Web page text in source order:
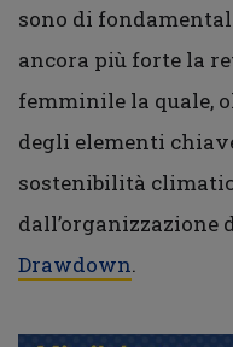
sono di
ancora più forte la
femminile la quale,
degli elementi
sostenibilità
dall’organizzazione
Drawdown.